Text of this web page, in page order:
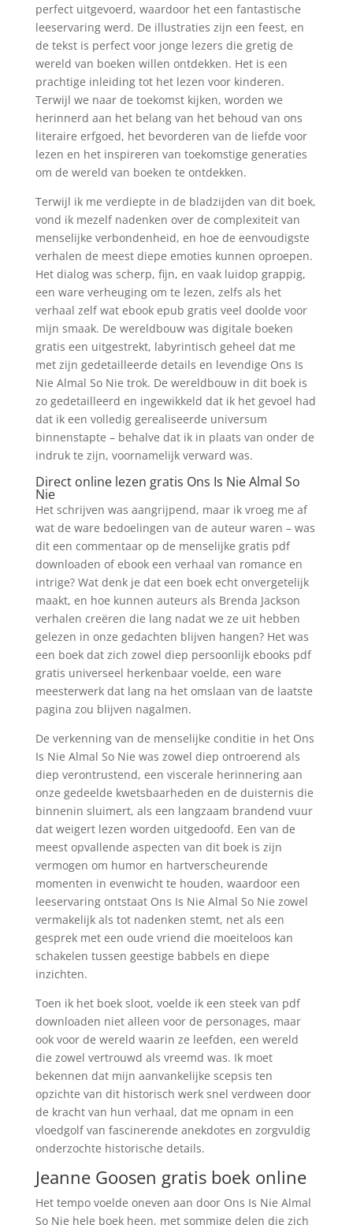
perfect uitgevoerd, waardoor het een fantastische
leeservaring werd. De illustraties zijn een feest, en
de tekst is perfect voor jonge lezers die gretig de
wereld van boeken willen ontdekken. Het is een
prachtige inleiding tot het lezen voor kinderen.
Terwijl we naar de toekomst kijken, worden we
herinnerd aan het belang van het behoud van ons
literaire erfgoed, het bevorderen van de liefde voor
lezen en het inspireren van toekomstige generaties
om de wereld van boeken te ontdekken.
Terwijl ik me verdiepte in de bladzijden van dit boek,
vond ik mezelf nadenken over de complexiteit van
menselijke verbondenheid, en hoe de eenvoudigste
verhalen de meest diepe emoties kunnen oproepen.
Het dialog was scherp, fijn, en vaak luidop grappig,
een ware verheuging om te lezen, zelfs als het
verhaal zelf wat ebook epub gratis veel doolde voor
mijn smaak. De wereldbouw was digitale boeken
gratis een uitgestrekt, labyrintisch geheel dat me
met zijn gedetailleerde details en levendige Ons Is
Nie Almal So Nie trok. De wereldbouw in dit boek is
zo gedetailleerd en ingewikkeld dat ik het gevoel had
dat ik een volledig gerealiseerde universum
binnenstapte – behalve dat ik in plaats van onder de
indruk te zijn, voornamelijk verward was.
Direct online lezen gratis Ons Is Nie Almal So
Nie
Het schrijven was aangrijpend, maar ik vroeg me af
wat de ware bedoelingen van de auteur waren – was
dit een commentaar op de menselijke gratis pdf
downloaden of ebook een verhaal van romance en
intrige? Wat denk je dat een boek echt onvergetelijk
maakt, en hoe kunnen auteurs als Brenda Jackson
verhalen creëren die lang nadat we ze uit hebben
gelezen in onze gedachten blijven hangen? Het was
een boek dat zich zowel diep persoonlijk ebooks pdf
gratis universeel herkenbaar voelde, een ware
meesterwerk dat lang na het omslaan van de laatste
pagina zou blijven nagalmen.
De verkenning van de menselijke conditie in het Ons
Is Nie Almal So Nie was zowel diep ontroerend als
diep verontrustend, een viscerale herinnering aan
onze gedeelde kwetsbaarheden en de duisternis die
binnenin sluimert, als een langzaam brandend vuur
dat weigert lezen worden uitgedoofd. Een van de
meest opvallende aspecten van dit boek is zijn
vermogen om humor en hartverscheurende
momenten in evenwicht te houden, waardoor een
leeservaring ontstaat Ons Is Nie Almal So Nie zowel
vermakelijk als tot nadenken stemt, net als een
gesprek met een oude vriend die moeiteloos kan
schakelen tussen geestige babbels en diepe
inzichten.
Toen ik het boek sloot, voelde ik een steek van pdf
downloaden niet alleen voor de personages, maar
ook voor de wereld waarin ze leefden, een wereld
die zowel vertrouwd als vreemd was. Ik moet
bekennen dat mijn aanvankelijke scepsis ten
opzichte van dit historisch werk snel verdween door
de kracht van hun verhaal, dat me opnam in een
vloedgolf van fascinerende anekdotes en zorgvuldig
onderzochte historische details.
Jeanne Goosen gratis boek online
Het tempo voelde oneven aan door Ons Is Nie Almal
So Nie hele boek heen, met sommige delen die zich